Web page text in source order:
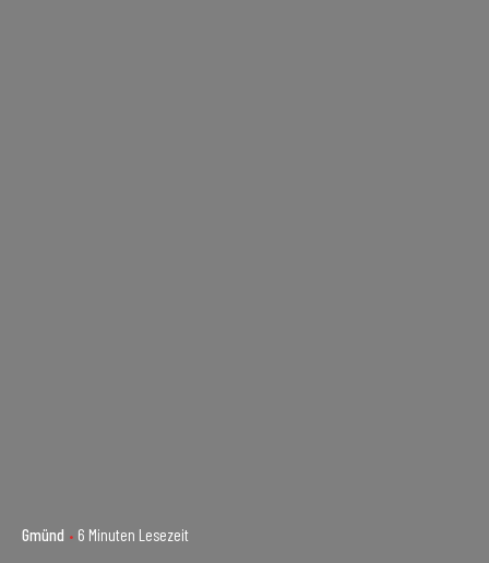
Gmünd 6 Minuten Lesezeit